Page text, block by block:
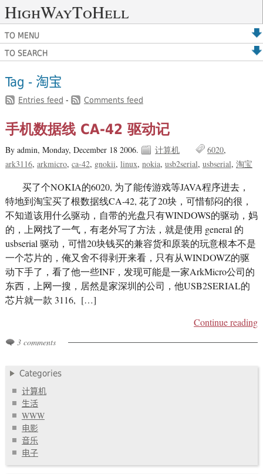
HighWayToHell
TO MENU
TO SEARCH
Tag - 淘宝
Entries feed - Comments feed
手机数据线 CA-42 驱动记
By admin, Monday, December 18 2006. 计算机
6020
ark3116 arkmicro ca-42 gnokii linux nokia usb2serial usbserial 淘宝
买了个NOKIA的6020, 为了能传游戏等JAVA程序进去，
特地到淘宝买了根数据线CA-42, 花了20块，可惜郁闷的很，
不知道该用什么驱动，自带的光盘只有WINDOWS的驱动，妈
的，上网找了一气，有老外写了方法，就是使用 general 的
usbserial 驱动，可惜20块钱买的兼容货和原装的玩意根本不是
一个芯片的，俺又舍不得剥开来看，只有从WINDOWZ的驱
动下手了，看了他一些INF，发现可能是一家ArkMicro公司的
东西，上网一搜，居然是家深圳的公司，他USB2SERIAL的
芯片就一款 3116, […]
Continue reading
3 comments
Categories
计算机
生活
WWW
电影
音乐
电子